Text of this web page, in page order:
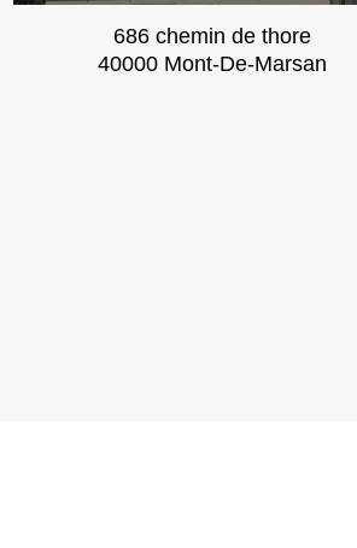
686 chemin de thore
40000 Mont-De-Marsan